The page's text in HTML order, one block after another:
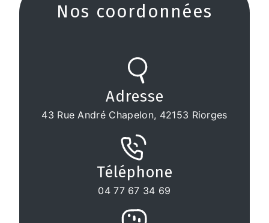
Nos coordonnées
Adresse
43 Rue André Chapelon, 42153 Riorges
Téléphone
04 77 67 34 69